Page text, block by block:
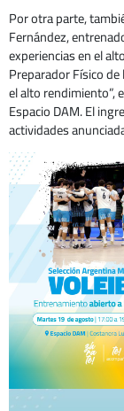
Por otra parte,
Fernández,
experiencias en el
Preparador Físico
el alto rendimiento”,
Espacio DAM. El
actividades